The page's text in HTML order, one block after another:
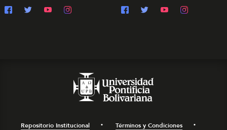
Repositorio Institucional Términos y Condiciones